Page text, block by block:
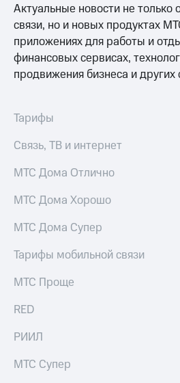
Актуальные новости не только
связи, но и новых продуктах
приложениях для работы и
финансовых сервисах,
продвижения бизнеса и
Тарифы
Связь, ТВ и интернет
МТС Дома Отлично
МТС Дома Хорошо
МТС Дома Супер
Тарифы мобильной связи
МТС Проще
RED
РИИЛ
МТС Супер